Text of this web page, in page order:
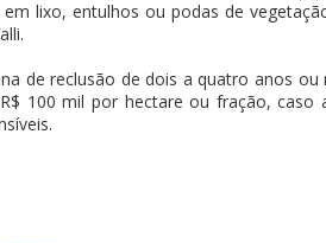
lixo, entulhos ou podas de
de reclusão de dois a quatro anos ou
100 mil por hectare ou fração, caso